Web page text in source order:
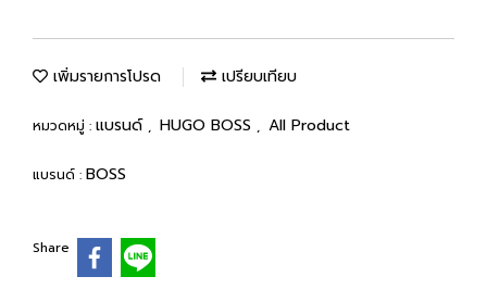
เพิ่มรายการโปรด เปรียบเทียบ
หมวดหมู่ : แบรนด์ , HUGO BOSS , All Product
แบรนด์ : BOSS
Share